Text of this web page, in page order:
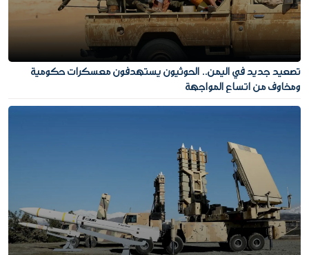
تصعيد جديد في اليمن.. الحوثيون يستهدفون معسكرات حكومية
ومخاوف من اتساع المواجهة